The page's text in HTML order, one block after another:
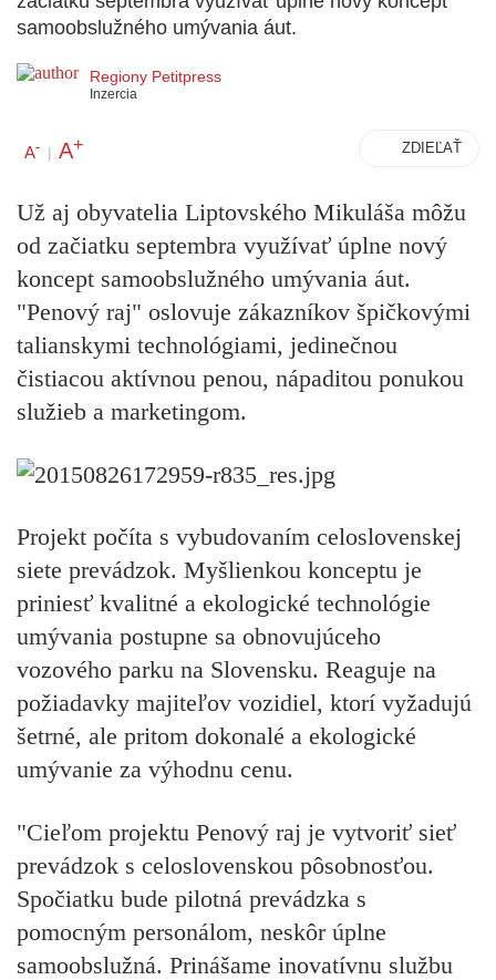
samoobslužného umývania áut.
Regiony Petitpress
Inzercia
A- | A+ ZDIEĽAŤ
Už aj obyvatelia Liptovského Mikuláša môžu
od začiatku septembra využívať úplne nový
koncept samoobslužného umývania áut.
"Penový raj" oslovuje zákazníkov špičkovými
talianskymi technológiami, jedinečnou
čistiacou aktívnou penou, nápaditou ponukou
služieb a marketingom.
Projekt počíta s vybudovaním celoslovenskej
siete prevádzok. Myšlienkou konceptu je
priniesť kvalitné a ekologické technológie
umývania postupne sa obnovujúceho
vozového parku na Slovensku. Reaguje na
požiadavky majiteľov vozidiel, ktorí vyžadujú
šetrné, ale pritom dokonalé a ekologické
umývanie za výhodnu cenu.
"Cieľom projektu Penový raj je vytvoriť sieť
prevádzok s celoslovenskou pôsobnosťou.
Spočiatku bude pilotná prevádzka s
pomocným personálom, neskôr úplne
samoobslužná. Prinášame inovatívnu službu